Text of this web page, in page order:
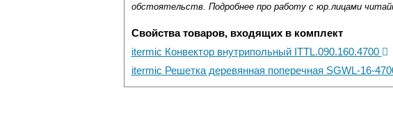
обстоятельств. Подробнее про работу с юр.лицами
Свойства товаров, входящих в комплект
itermic Конвектор внутрипольный ITTL.090.160.4700
itermic Решетка деревянная поперечная SGWL-16-